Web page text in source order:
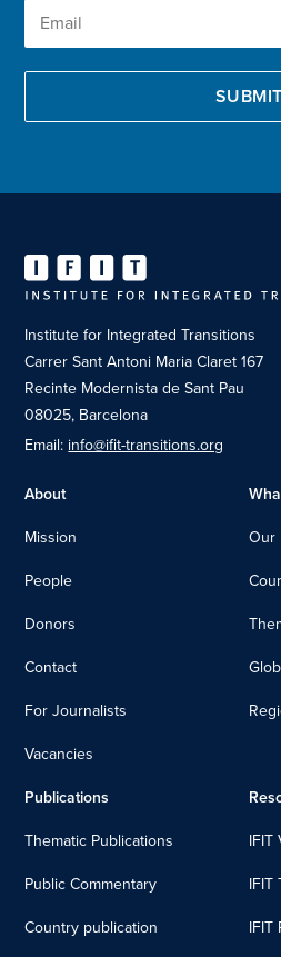
Institute for Integrated Transitions
Carrer Sant Antoni Maria Claret 167
Recinte Modernista de Sant Pau
08025, Barcelona
Email: info@ifit-transitions.org
About
Mission
People
Donors
Contact
For Journalists
Vacancies
Our
Publications
Thematic Publications
Public Commentary
Country publication
IFIT
IFIT
IFIT